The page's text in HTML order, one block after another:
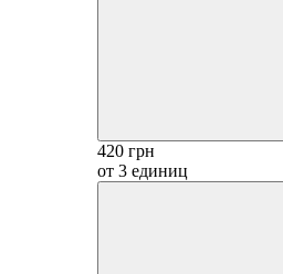
420 грн
от 3 единиц